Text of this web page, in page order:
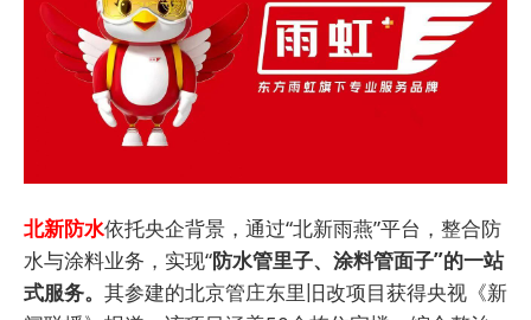
北新防水依托央企背景，通过“北新雨燕”平台，整合防
水与涂料业务，实现“防水管里子、涂料管面子”的一站
式服务。 其参建的北京管庄东里旧改项目获得央视《新